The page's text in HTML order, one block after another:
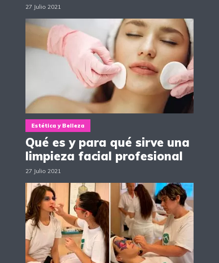
27 Julio 2021
Estética y Belleza
Qué es y para qué sirve una
limpieza facial profesional
27 Julio 2021